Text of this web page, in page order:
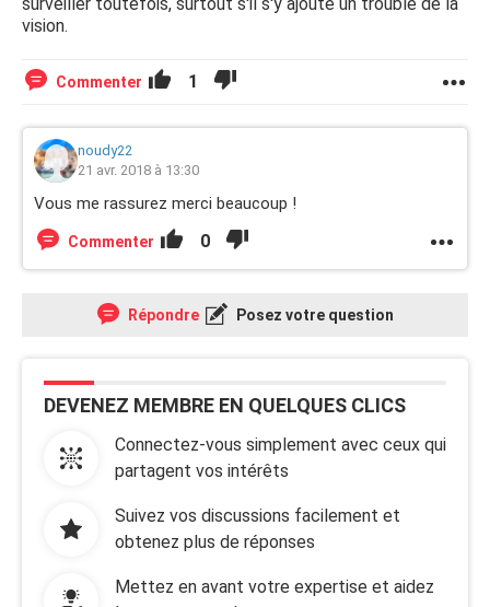
vision.
Commenter 1
noudy22
21 avr. 2018 à 13:30
Vous me rassurez merci beaucoup !
Commenter 0
Répondre Posez votre question
DEVENEZ MEMBRE EN QUELQUES CLICS
Connectez-vous simplement avec ceux qui
partagent vos intérêts
Suivez vos discussions facilement et
obtenez plus de réponses
Mettez en avant votre expertise et aidez